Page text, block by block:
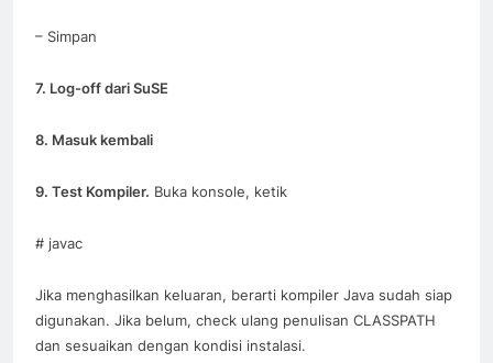
– Simpan
7. Log-off dari SuSE
8. Masuk kembali
9. Test Kompiler. Buka konsole, ketik
# javac
Jika menghasilkan keluaran, berarti kompiler Java sudah siap
digunakan. Jika belum, check ulang penulisan CLASSPATH
dan sesuaikan dengan kondisi instalasi.